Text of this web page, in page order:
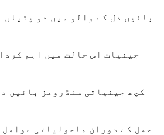
بائیں دل کے والو میں دو
کچھ جینیاتی سنڈرومز بائیں
حمل کے دوران ماحولیاتی